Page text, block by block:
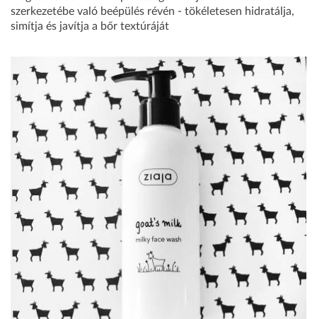
szerkezetébe való beépülés révén - tökéletesen hidratálja,
simítja és javítja a bőr textúráját